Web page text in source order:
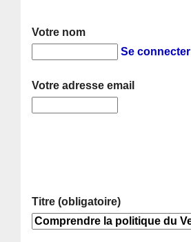
Votre nom
Se connecter
Votre adresse email
Titre (obligatoire)